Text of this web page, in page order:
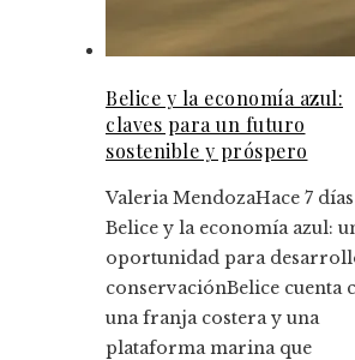
Belice y la economía azul:
claves para un futuro
sostenible y próspero
Valeria MendozaHace 7 días
Belice y la economía azul:
oportunidad para
conservaciónBelice cuenta
una franja costera y una
plataforma marina que